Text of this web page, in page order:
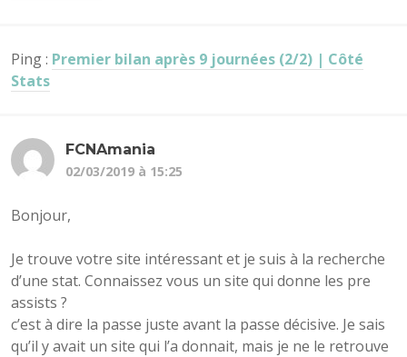
Ping : Premier bilan après 9 journées (2/2) | Côté
Stats
FCNAmania
02/03/2019 à 15:25
Bonjour,
Je trouve votre site intéressant et je suis à la recherche
d’une stat. Connaissez vous un site qui donne les pre
assists ?
c’est à dire la passe juste avant la passe décisive. Je sais
qu’il y avait un site qui l’a donnait, mais je ne le retrouve